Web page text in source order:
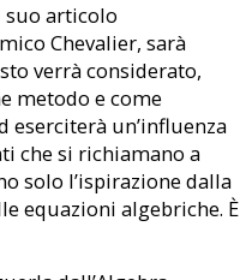
suo articolo
Chevalier, sarà
verrà considerato,
metodo e come
un’influenza
che si richiamano a
solo l’ispirazione dalla
equazioni algebriche. È